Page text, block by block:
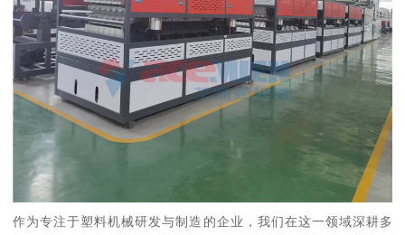
作为专注于塑料机械研发与制造的企业，我们在这一领域深耕多